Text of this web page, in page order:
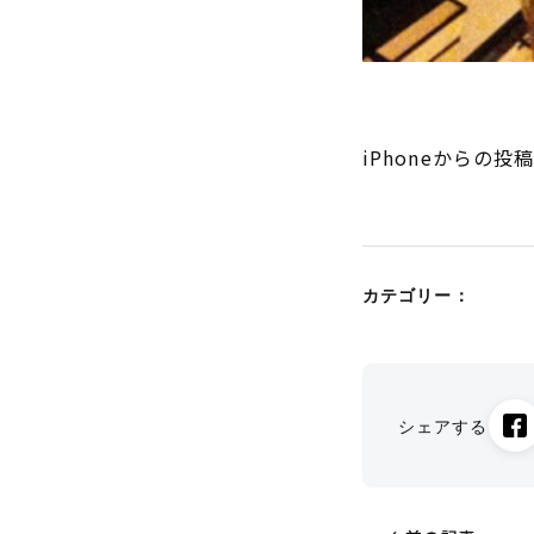
iPhoneからの投稿
カテゴリー：
シェアする